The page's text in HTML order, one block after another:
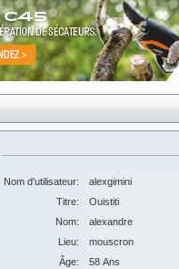
Nom d'utilisateur:
alexgimini
Titre:
Ouistiti
Nom:
alexandre
Lieu:
mouscron
Âge:
58 Ans